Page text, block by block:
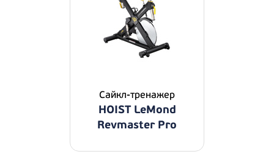
Сайкл-тренажер
HOIST LeMond
Revmaster Pro